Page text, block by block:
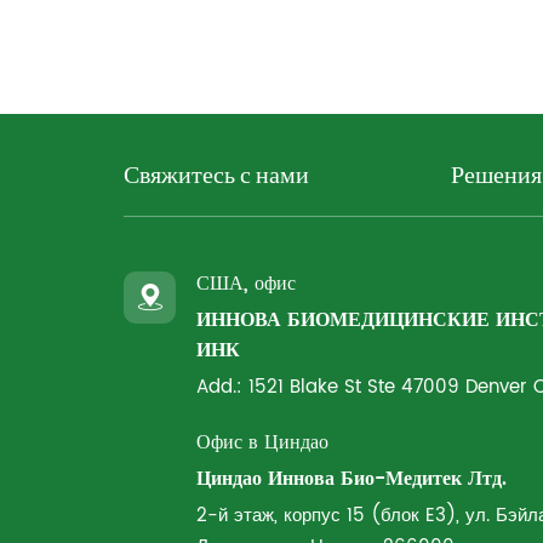
Свяжитесь с нами Решения
США, офис
ИННОВА БИОМЕДИЦИНСКИЕ
ИНК
Add.: 1521 Blake St Ste 47009 Denver
Офис в Циндао
Циндао Иннова Био-Медитек Лтд.
2-й этаж, корпус 15 (блок E3), ул.